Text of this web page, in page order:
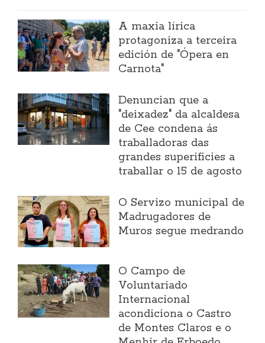
A maxia lírica
protagoniza a terceira
edición de "Ópera en
Carnota"
Denuncian que a
"deixadez" da alcaldesa
de Cee condena ás
traballadoras das
grandes superificies a
traballar o 15 de agosto
O Servizo municipal de
Madrugadores de
Muros segue medrando
O Campo de
Voluntariado
Internacional
acondiciona o Castro
de Montes Claros e o